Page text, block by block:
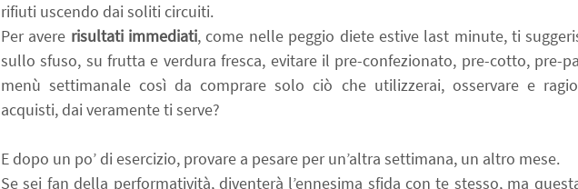
rifiuti uscendo dai soliti circuiti.
Per avere risultati immediati, come nelle peggio diete estive last minute, ti
sullo sfuso, su frutta e verdura fresca, evitare il pre-confezionato, pre-cotto, pre-
menù settimanale così da comprare solo ciò che utilizzerai, osservare e
acquisti, dai veramente ti serve?
E dopo un po’ di esercizio, provare a pesare per un’altra settimana, un altro mese.
Se sei fan della performatività, diventerà l’ennesima sfida con te stesso, ma